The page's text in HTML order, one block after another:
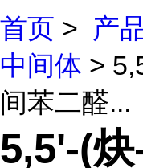
首页 > 产
中间体 >
间苯二醛...
5,5'-(